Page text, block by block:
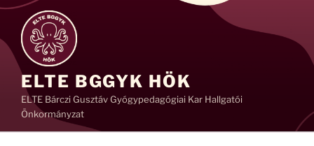
Tartalomhoz
ELTE BGGYK HÖK
ELTE Bárczi Gusztáv Gyógypedagógiai Kar Hallgatói
Önkormányzat